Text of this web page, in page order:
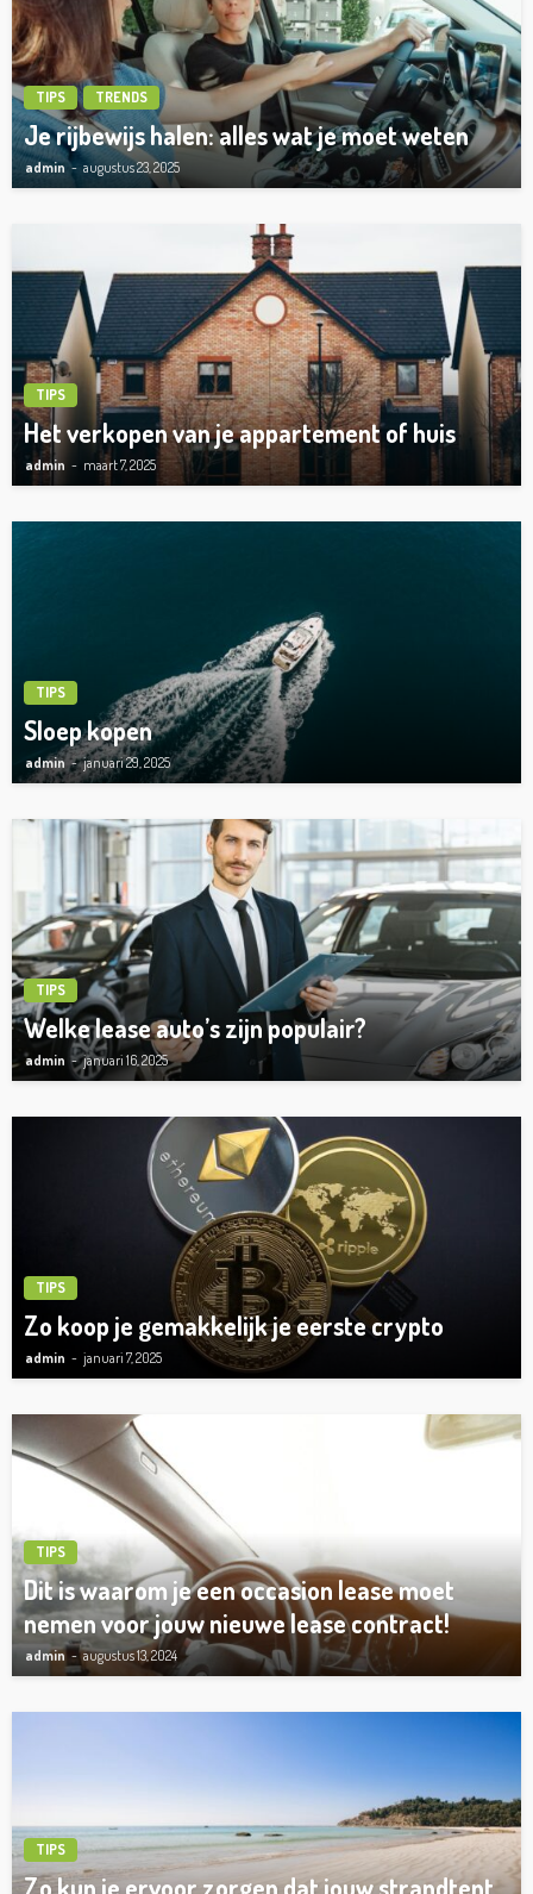
TIPS TRENDS
Je rijbewijs halen: alles wat je moet weten
admin augustus 23, 2025
TIPS
Het verkopen van je appartement of huis
admin maart 7, 2025
TIPS
Sloep kopen
admin januari 29, 2025
TIPS
Welke lease auto’s zijn populair?
admin januari 16, 2025
TIPS
Zo koop je gemakkelijk je eerste crypto
admin januari 7, 2025
TIPS
Dit is waarom je een occasion lease moet
nemen voor jouw nieuwe lease contract!
admin augustus 13, 2024
TIPS